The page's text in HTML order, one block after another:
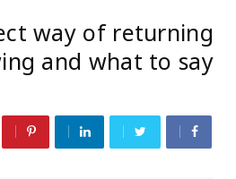
way of returning
and what to say